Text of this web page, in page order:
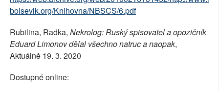
bolsevik.org/Knihovna/NBSCS/6.pdf
Rubilina, Radka, Nekrolog: Ruský spisovatel a opozičník
Eduard Limonov dělal všechno natruc a naopak,
Aktuálně 19. 3. 2020
Dostupné online: